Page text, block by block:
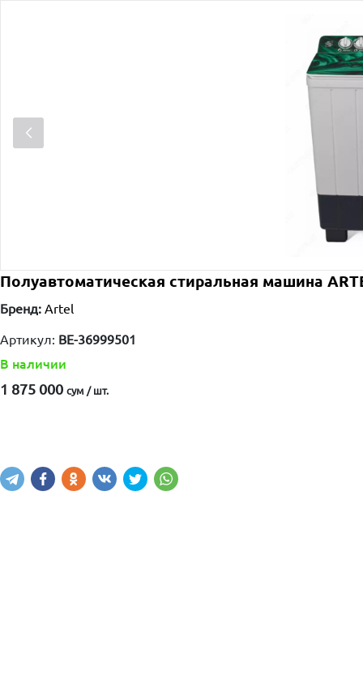
Полуавтоматическая стиральная машина
Бренд: Artel
Артикул: ВЕ-36999501
В наличии
1 875 000 сум / шт.